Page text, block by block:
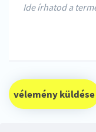
vélemény küldése